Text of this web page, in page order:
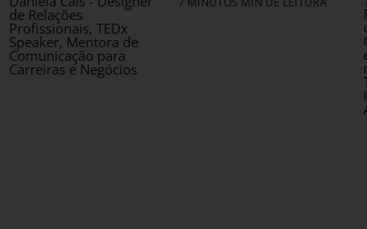
de Relações
Profissionais, TEDx
Speaker, Mentora de
Comunicação para
Carreiras e Negócios